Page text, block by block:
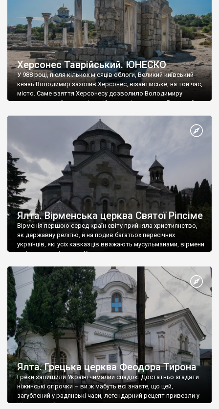
Херсонес Таврійський. ЮНЕСКО
У 988 році, після кількох місяців облоги, Великий київський
князь Володимир захопив Херсонес, візантійське, на той час,
місто. Саме взяття Херсонесу дозволило Володимиру
диктувати свої умови візантійському імператору Василю ІІ, та
Херсонесі Володимир-язичник, став Василем-християнином.
А потім було Хрещення Русі. На честь Херсонесу Таврійського
Ялта. Вірменська церква Святої Ріпсіме
Вірменія першою серед країн світу прийняла християнство,
як державну релігію, й на подив багатьох пересічних
українців, які усіх кавказців вважають мусульманами, вірмени
є відданими вірянами Христа
Ялта. Грецька церква Феодора Тирона
Греки залишили Україні чималий спадок. Достатньо згадати
ніжинські огірочки – ви ж мабуть всі знаєте, що цей,
загублений у радянські часи, легендарний рецепт привезли у
Ніжин греки?